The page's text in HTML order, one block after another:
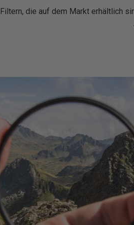
die auf dem Markt erhältlich